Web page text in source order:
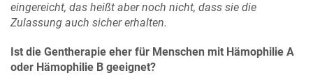
eingereicht, das heißt aber noch nicht, dass sie die
Zulassung auch sicher erhalten.
Ist die Gentherapie eher für Menschen mit Hämophilie A
oder Hämophilie B geeignet?